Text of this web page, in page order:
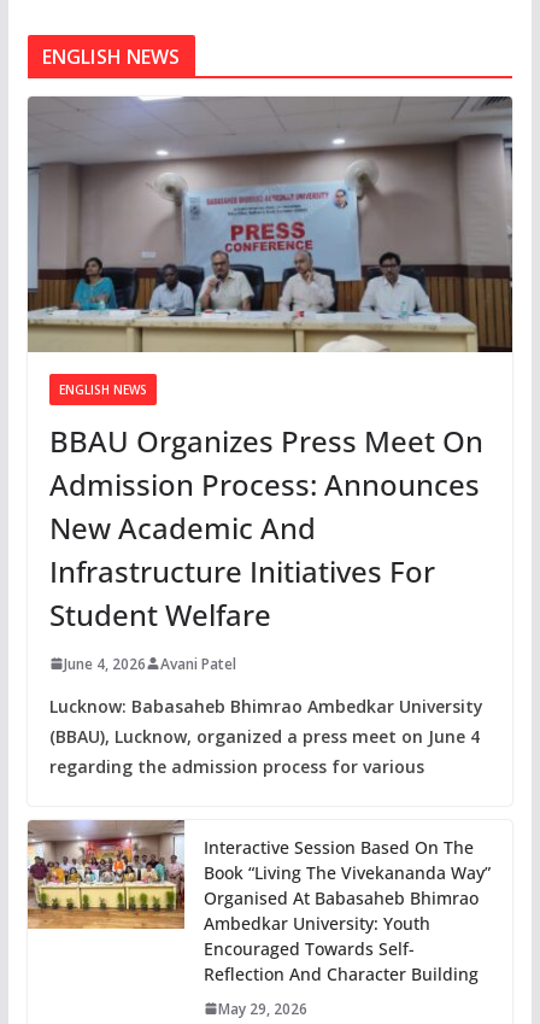
ENGLISH NEWS
ENGLISH NEWS
BBAU Organizes Press Meet On
Admission Process: Announces
New Academic And
Infrastructure Initiatives For
Student Welfare
June 4, 2026 Avani Patel
Lucknow: Babasaheb Bhimrao Ambedkar University
(BBAU), Lucknow, organized a press meet on June 4
regarding the admission process for various
Interactive Session Based On The
Book “Living The Vivekananda Way”
Organised At Babasaheb Bhimrao
Ambedkar University: Youth
Encouraged Towards Self-
Reflection And Character Building
May 29, 2026